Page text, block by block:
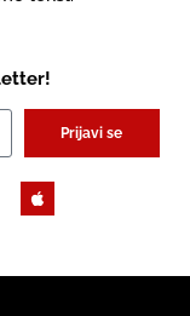
Prijavi se